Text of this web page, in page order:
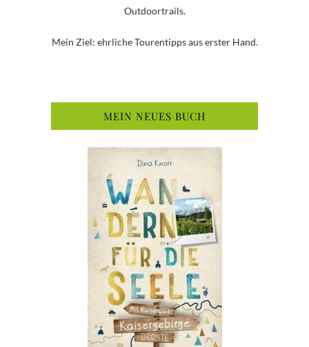
Outdoortrails.
Mein Ziel: ehrliche Tourentipps aus erster Hand.
MEIN NEUES BUCH